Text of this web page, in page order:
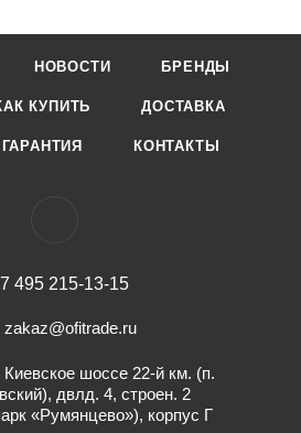
НОВОСТИ БРЕНДЫ
КУПИТЬ ДОСТАВКА
ГАРАНТИЯ КОНТАКТЫ
495 215-13-15
zakaz@ofitrade.ru
Киевское шоссе 22-й км. (п.
двлд. 4, строен. 2
«Румянцево»), корпус Г